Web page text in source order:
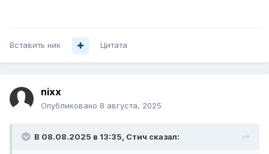
Вставить ник Цитата
nixx
Опубликовано 8 августа, 2025
В 08.08.2025 в 13:35, Стич сказал: